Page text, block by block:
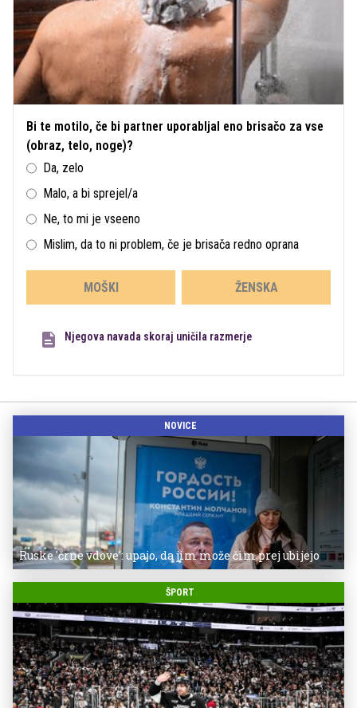
Bi te motilo, če bi partner uporabljal eno brisačo za vse
(obraz, telo, noge)?
Da, zelo
Malo, a bi sprejel/a
Ne, to mi je vseeno
Mislim, da to ni problem, če je brisača redno oprana
MOŠKI ŽENSKA
Njegova navada skoraj uničila razmerje
NOVICE
Ruske 'črne vdove': upajo, da jim može čim prej ubijejo
ŠPORT